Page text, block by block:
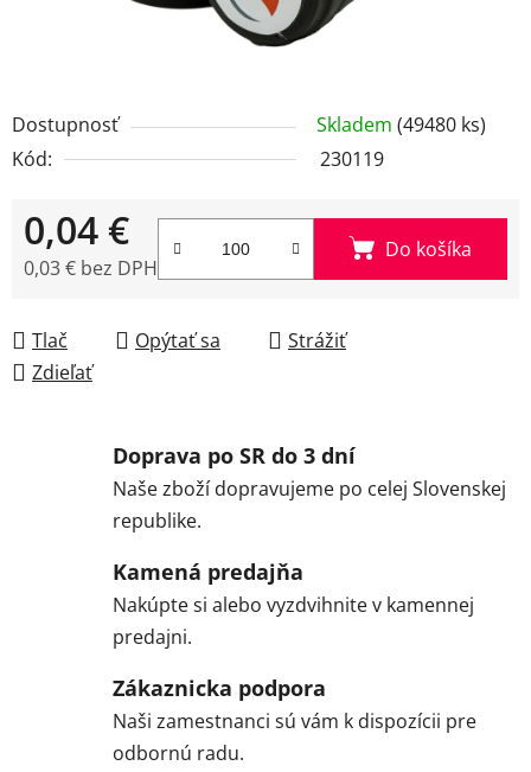
Dostupnosť Skladem (49480 ks)
Kód:
230119
0,04 €
0,03 € bez DPH
Do košíka
Tlač Opýtať sa
Strážiť
Zdieľať
Doprava po SR do 3 dní
Naše zboží dopravujeme po celej Slovenskej
republike.
Kamená predajňa
Nakúpte si alebo vyzdvihnite v kamennej
predajni.
Zákaznicka podpora
Naši zamestnanci sú vám k dispozícii pre
odbornú radu.